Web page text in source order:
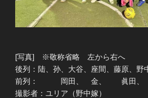
[写真] ※敬称省略 左から右へ
後列：陆、孙、大谷、座間、藤原、野
前列： 岡田、 金、 眞田、
撮影者：ユリア（野中嫁）